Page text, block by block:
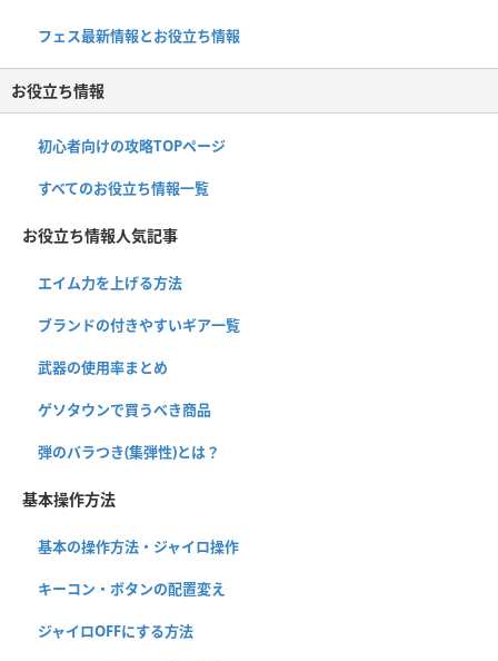
フェス最新情報とお役立ち情報
お役立ち情報
初心者向けの攻略TOPページ
すべてのお役立ち情報一覧
お役立ち情報人気記事
エイム力を上げる方法
ブランドの付きやすいギア一覧
武器の使用率まとめ
ゲソタウンで買うべき商品
弾のバラつき(集弾性)とは？
基本操作方法
基本の操作方法・ジャイロ操作
キーコン・ボタンの配置変え
ジャイロOFFにする方法